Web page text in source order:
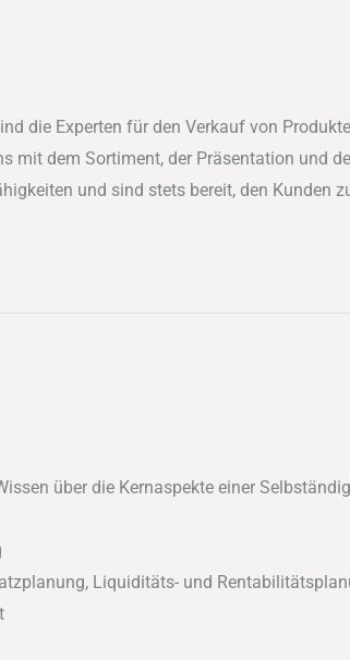
die Experten für den Verkauf von
mit dem Sortiment, der Präsentation und
und sind stets bereit, den Kunden
über die Kernaspekte einer
Liquiditäts- und